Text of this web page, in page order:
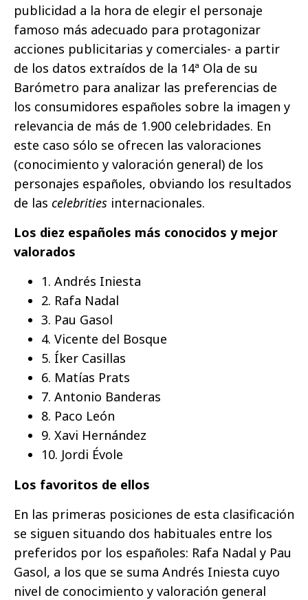
publicidad a la hora de elegir el personaje
famoso más adecuado para protagonizar
acciones publicitarias y comerciales- a partir
de los datos extraídos de la 14ª Ola de su
Barómetro para analizar las preferencias de
los consumidores españoles sobre la imagen y
relevancia de más de 1.900 celebridades. En
este caso sólo se ofrecen las valoraciones
(conocimiento y valoración general) de los
personajes españoles, obviando los resultados
de las celebrities internacionales.
Los diez españoles más conocidos y mejor
valorados
1. Andrés Iniesta
2. Rafa Nadal
3. Pau Gasol
4. Vicente del Bosque
5. Íker Casillas
6. Matías Prats
7. Antonio Banderas
8. Paco León
9. Xavi Hernández
10. Jordi Évole
Los favoritos de ellos
En las primeras posiciones de esta clasificación
se siguen situando dos habituales entre los
preferidos por los españoles: Rafa Nadal y Pau
Gasol, a los que se suma Andrés Iniesta cuyo
nivel de conocimiento y valoración general